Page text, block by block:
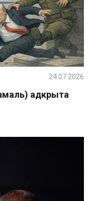
адкрыта
24.07.2026